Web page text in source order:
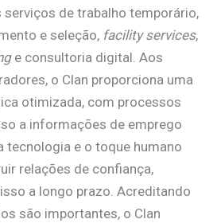
serviços de trabalho temporário,
e seleção, facility services,
e consultoria digital. Aos
o Clan proporciona uma
otimizada, com processos
a informações de emprego
tecnologia e o toque humano
relações de confiança,
a longo prazo. Acreditando
são importantes, o Clan